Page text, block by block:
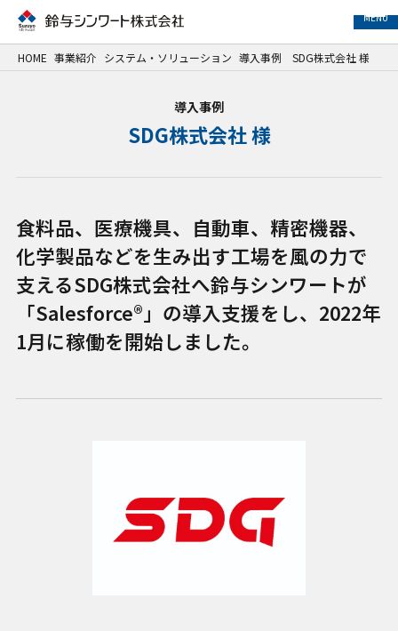
MENU
サービス紹介
事例紹介
企業情報
サステナビリティ
IR情報
HOME 事業紹介 システム・ソリューション 導入事例 SDG株式会社 様
導入事例
SDG株式会社 様
食料品、医療機具、自動車、精密機器、
化学製品などを生み出す工場を風の力で
支えるSDG株式会社へ鈴与シンワートが
「Salesforce®」の導入支援をし、2022年
1月に稼働を開始しました。